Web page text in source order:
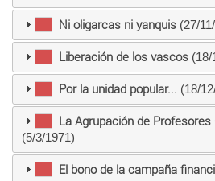
Ni oligarcas ni yanquis(27/
Liberación de los vascos(18/
Por la unidad popular... (18/
La Agrupación de
(5/3/1971)
El bono de la campaña